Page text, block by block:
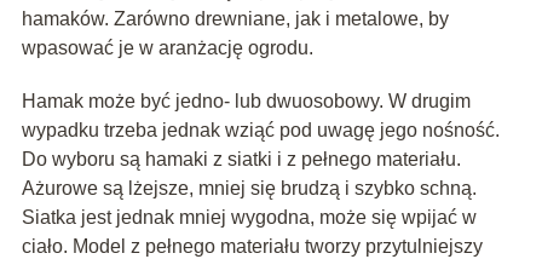
hamaków. Zarówno drewniane, jak i metalowe, by
wpasować je w aranżację ogrodu.
Hamak może być jedno- lub dwuosobowy. W drugim
wypadku trzeba jednak wziąć pod uwagę jego nośność.
Do wyboru są hamaki z siatki i z pełnego materiału.
Ażurowe są lżejsze, mniej się brudzą i szybko schną.
Siatka jest jednak mniej wygodna, może się wpijać w
ciało. Model z pełnego materiału tworzy przytulniejszy